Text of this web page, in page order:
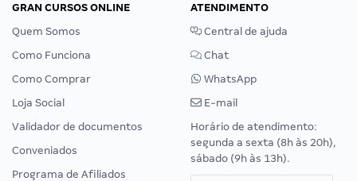
GRAN CURSOS ONLINE
Quem Somos
Como Funciona
Como Comprar
Loja Social
Validador de documentos
Conveniados
Programa de Afiliados
ATENDIMENTO
Central de ajuda
Chat
WhatsApp
E-mail
Horário de atendimento:
segunda a sexta (8h às 20h),
sábado (9h às 13h).